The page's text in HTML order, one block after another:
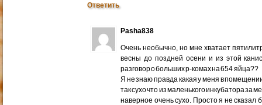
Ответить
Pasha838
Очень необычно, но мне хватает
весны до поздней осени и из этой
разговор о больших р-комах на 654 яйца??
Я не знаю правда какая у меня в
так сухо что из маленького инкубатора за
наверное очень сухо. Просто я не сказал